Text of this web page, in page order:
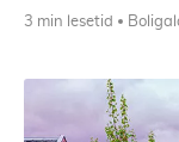
3 min lesetid